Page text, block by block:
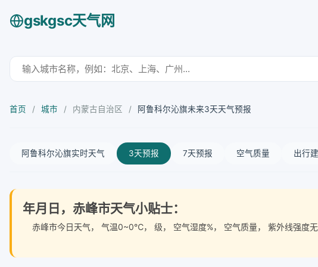
gskgsc天气网
首页 / 城市 / 内蒙古自治区 / 阿鲁科尔沁旗未来3天天气预报
阿鲁科尔沁旗实时天气 3天预报 7天预报 空气质量 出行
年月日，赤峰市天气小贴士：
赤峰市今日天气， 气温0~0℃， 级， 空气湿度%， 空气质量， 紫外线强度